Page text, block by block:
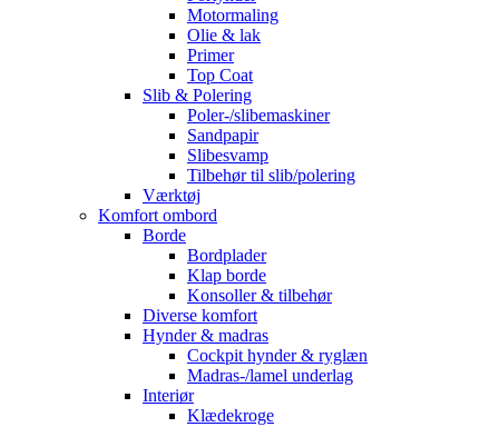
Motormaling
Olie & lak
Primer
Top Coat
Slib & Polering
Poler-/slibemaskiner
Sandpapir
Slibesvamp
Tilbehør til slib/polering
Værktøj
Komfort ombord
Borde
Bordplader
Klap borde
Konsoller & tilbehør
Diverse komfort
Hynder & madras
Cockpit hynder & ryglæn
Madras-/lamel underlag
Interiør
Klædekroge